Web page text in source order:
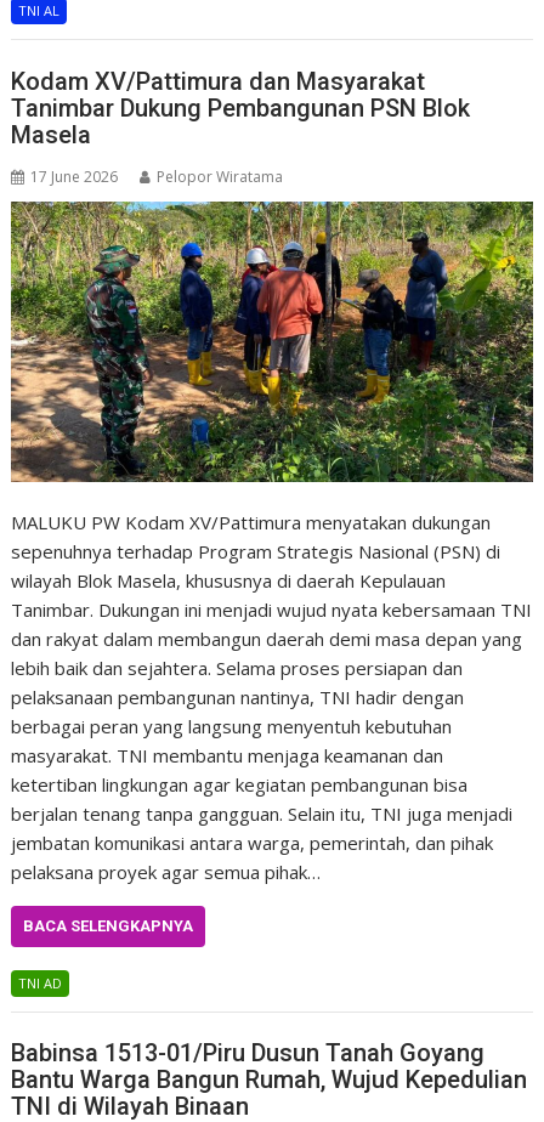
TNI AL
Kodam XV/Pattimura dan Masyarakat
Tanimbar Dukung Pembangunan PSN Blok
Masela
17 June 2026 Pelopor Wiratama
MALUKU PW Kodam XV/Pattimura menyatakan dukungan
sepenuhnya terhadap Program Strategis Nasional (PSN) di
wilayah Blok Masela, khususnya di daerah Kepulauan
Tanimbar. Dukungan ini menjadi wujud nyata kebersamaan TNI
dan rakyat dalam membangun daerah demi masa depan yang
lebih baik dan sejahtera. Selama proses persiapan dan
pelaksanaan pembangunan nantinya, TNI hadir dengan
berbagai peran yang langsung menyentuh kebutuhan
masyarakat. TNI membantu menjaga keamanan dan
ketertiban lingkungan agar kegiatan pembangunan bisa
berjalan tenang tanpa gangguan. Selain itu, TNI juga menjadi
jembatan komunikasi antara warga, pemerintah, dan pihak
pelaksana proyek agar semua pihak…
BACA SELENGKAPNYA
TNI AD
Babinsa 1513-01/Piru Dusun Tanah Goyang
Bantu Warga Bangun Rumah, Wujud Kepedulian
TNI di Wilayah Binaan